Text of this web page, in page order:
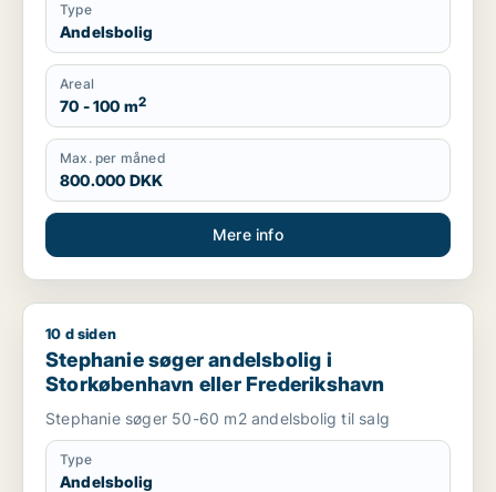
Type
Andelsbolig
Areal
70 - 100 m2
Max. per måned
800.000 DKK
Mere info
Stephanie søger andelsbolig i Storkøbenhavn eller
10 d siden
Stephanie søger andelsbolig i
Storkøbenhavn eller Frederikshavn
Stephanie søger 50-60 m2 andelsbolig til salg
Type
Andelsbolig